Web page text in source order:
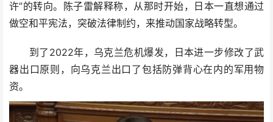
许”的转向。陈子雷解释称，从那时开始，日本一直想通过
做空和平宪法，突破法律制约，来推动国家战略转型。
到了2022年，乌克兰危机爆发，日本进一步修改了武
器出口原则，向乌克兰出口了包括防弹背心在内的军用物
资。